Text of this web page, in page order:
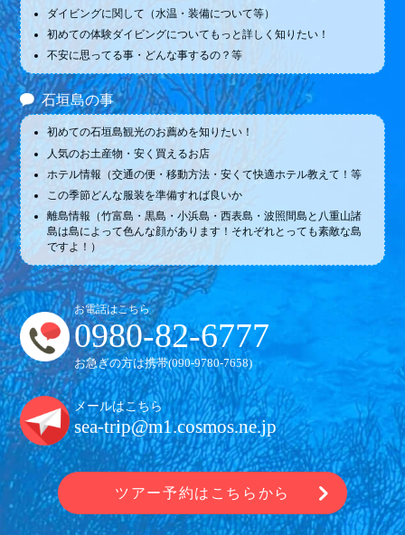
ダイビングに関して（水温・装備について等）
初めての体験ダイビングについてもっと詳しく知りたい！
不安に思ってる事・どんな事するの？等
石垣島の事
初めての石垣島観光のお薦めを知りたい！
人気のお土産物・安く買えるお店
ホテル情報（交通の便・移動方法・安くて快適ホテル教えて！等
この季節どんな服装を準備すれば良いか
離島情報（竹富島・黒島・小浜島・西表島・波照間島と八重山諸
島は島によって色んな顔があります！それぞれとっても素敵な島
ですよ！）
お電話はこちら
0980-82-6777
お急ぎの方は携帯(090-9780-7658)
メールはこちら
sea-trip@m1.cosmos.ne.jp
ツアー予約はこちらから